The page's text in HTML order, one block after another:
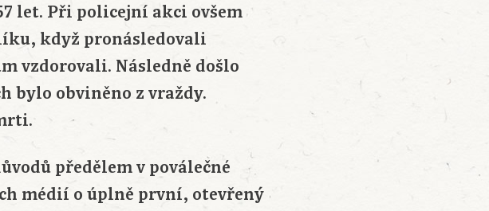
let. Při policejní akci ovšem
když pronásledovali
vzdorovali. Následně došlo
bylo obviněno z vraždy.
předělem v poválečné
médií o úplně první, otevřený